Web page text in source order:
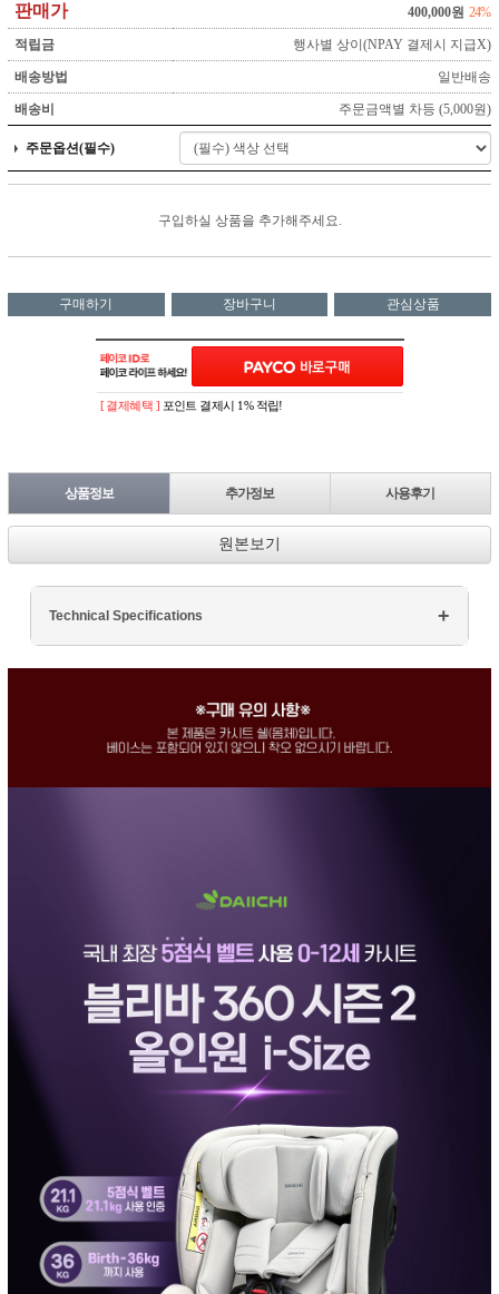
판매가 400,000원 24%
적립금 행사별 상이(NPAY 결제시 지급X)
배송방법 일반배송
배송비 주문금액별 차등 (5,000원)
주문옵션(필수)
구입하실 상품을 추가해주세요.
구매하기 장바구니 관심상품
[ 결제혜택 ] 포인트 결제시 1% 적립!
상품정보 추가정보 사용후기
원본보기
Technical Specifications
Storage: 512GB SSD
Display: 15.6" FHD
Graphics: NVIDIA GTX 1660Ti